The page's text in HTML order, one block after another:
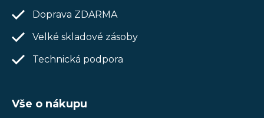
Doprava ZDARMA
Velké skladové zásoby
Technická podpora
Vše o nákupu